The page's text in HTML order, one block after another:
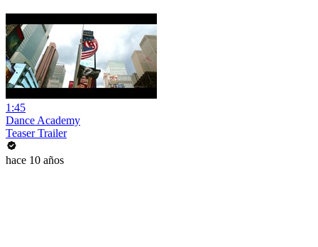
1:45
Dance Academy
Teaser Trailer
hace 10 años